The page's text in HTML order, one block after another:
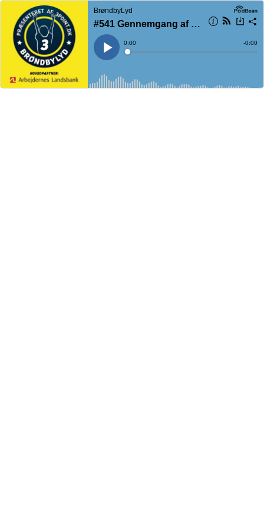
BrøndbyLyd
#541 Gennemgang af Brøndbys transfervindue med CV
Play
Current
Time
0:00
Loaded
-0:00